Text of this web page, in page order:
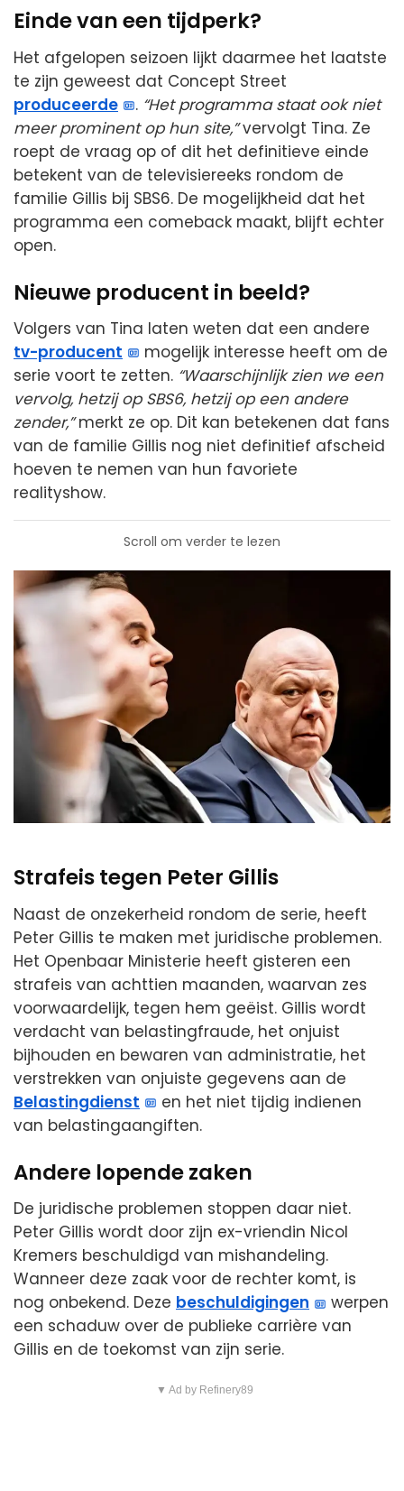
Einde van een tijdperk?
Het afgelopen seizoen lijkt daarmee het laatste
te zijn geweest dat Concept Street
produceerde
. “Het programma staat ook niet
meer prominent op hun site,”vervolgt Tina. Ze
roept de vraag op of dit het definitieve einde
betekent van de televisiereeks rondom de
familie Gillis bij SBS6. De mogelijkheid dat het
programma een comeback maakt, blijft echter
open.
Nieuwe producent in beeld?
Volgers van Tina laten weten dat een andere
tv-producent
mogelijk interesse heeft om de
serie voort te zetten. “Waarschijnlijk zien we een
vervolg, hetzij op SBS6, hetzij op een andere
zender,”merkt ze op. Dit kan betekenen dat fans
van de familie Gillis nog niet definitief afscheid
hoeven te nemen van hun favoriete
realityshow.
Scroll om verder te lezen
Strafeis tegen Peter Gillis
Naast de onzekerheid rondom de serie, heeft
Peter Gillis te maken met juridische problemen.
Het Openbaar Ministerie heeft gisteren een
strafeis van achttien maanden, waarvan zes
voorwaardelijk, tegen hem geëist. Gillis wordt
verdacht van belastingfraude, het onjuist
bijhouden en bewaren van administratie, het
verstrekken van onjuiste gegevens aan de
Belastingdienst
en het niet tijdig indienen
van belastingaangiften.
Andere lopende zaken
De juridische problemen stoppen daar niet.
Peter Gillis wordt door zijn ex-vriendin Nicol
Kremers beschuldigd van mishandeling.
Wanneer deze zaak voor de rechter komt, is
nog onbekend. Deze beschuldigingen
werpen
een schaduw over de publieke carrière van
Gillis en de toekomst van zijn serie.
▼ Ad by Refinery89